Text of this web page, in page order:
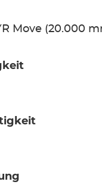
Move (20.000